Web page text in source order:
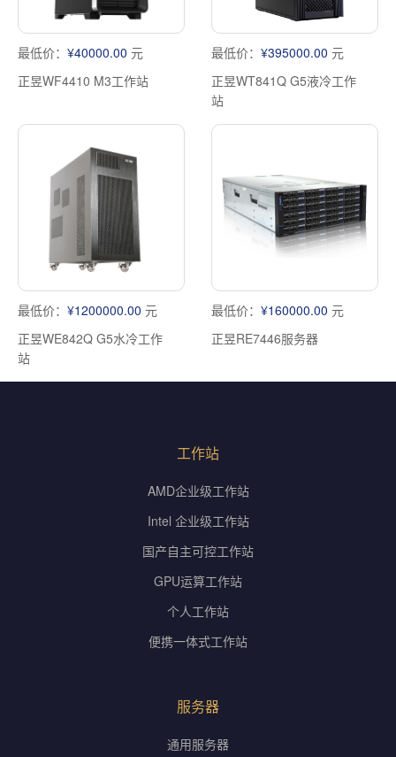
最低价： ¥40000.00 元
正昱WF4410 M3工作站
最低价： ¥395000.00 元
正昱WT841Q G5液冷工作
站
最低价： ¥1200000.00 元
正昱WE842Q G5水冷工作
站
最低价： ¥160000.00 元
正昱RE7446服务器
工作站
AMD企业级工作站
Intel 企业级工作站
国产自主可控工作站
GPU运算工作站
个人工作站
便携一体式工作站
服务器
通用服务器